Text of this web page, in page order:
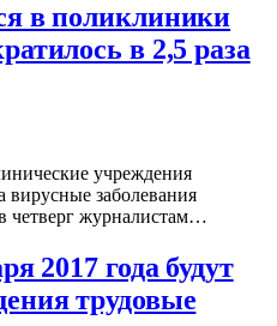
в поликлиники
в 2,5 раза
учреждения
заболевания
в четверг журналистам…
2017 года будут
трудовые